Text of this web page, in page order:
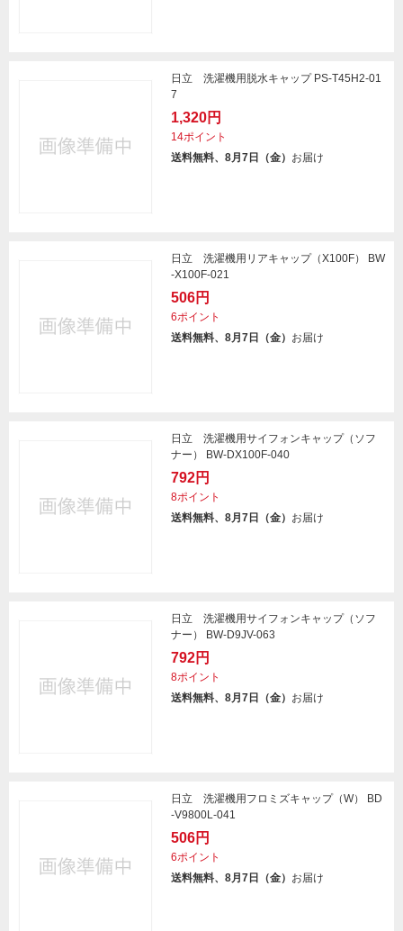
日立 洗濯機用脱水キャップ PS-T45H2-01
7
1,320円
14ポイント
送料無料、8月7日（金） お届け
日立 洗濯機用リアキャップ（X100F） BW
-X100F-021
506円
6ポイント
送料無料、8月7日（金） お届け
日立 洗濯機用サイフォンキャップ（ソフ
ナー） BW-DX100F-040
792円
8ポイント
送料無料、8月7日（金） お届け
日立 洗濯機用サイフォンキャップ（ソフ
ナー） BW-D9JV-063
792円
8ポイント
送料無料、8月7日（金） お届け
日立 洗濯機用フロミズキャップ（W） BD
-V9800L-041
506円
6ポイント
送料無料、8月7日（金） お届け